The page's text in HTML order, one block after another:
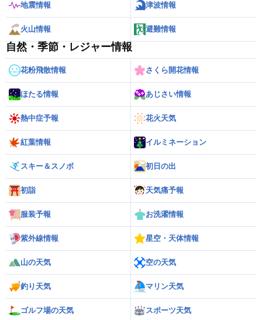
地震情報 津波情報
火山情報 避難情報
自然・季節・レジャー情報
花粉飛散情報 さくら開花情報
ほたる情報 あじさい情報
熱中症予報 花火天気
紅葉情報 イルミネーション
スキー＆スノボ 初日の出
初詣 天気痛予報
服装予報 お洗濯情報
紫外線情報 星空・天体情報
山の天気 空の天気
釣り天気 マリン天気
ゴルフ場の天気 スポーツ天気